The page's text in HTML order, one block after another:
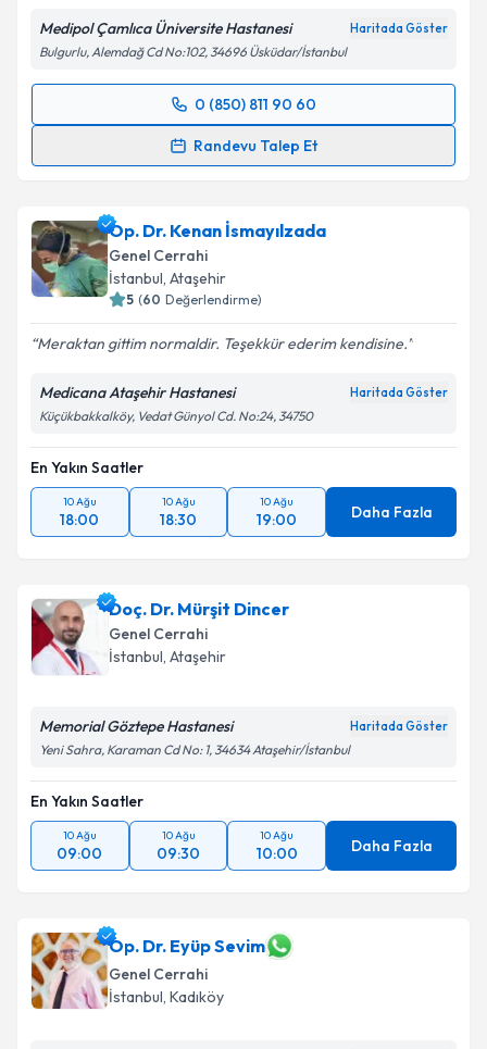
Medipol Çamlıca Üniversite Hastanesi Haritada Göster
Bulgurlu, Alemdağ Cd No:102, 34696 Üsküdar/İstanbul
0 (850) 811 90 60
Randevu Talep Et
Randevu Takvimi Talebi
takvim hazırlandığında e-posta ile bilgilendireceğiz.
E-posta Adresiniz
Metni'ni okudum ve kişisel verilerimin belirtilen
kapsamda işlenmesini kabul ediyorum.
Takvim Talebini Gönder
Op. Dr. Kenan İsmayılzada
Genel Cerrahi
İstanbul, Ataşehir
5 (60 Değerlendirme)
Meraktan gittim normaldir. Teşekkür ederim kendisine.
Medicana Ataşehir Hastanesi Haritada Göster
Küçükbakkalköy, Vedat Günyol Cd. No:24, 34750
En Yakın Saatler
10 Ağu
18:00
10 Ağu
18:30
10 Ağu
19:00 Daha Fazla
Doç. Dr. Mürşit Dincer
Genel Cerrahi
İstanbul, Ataşehir
Memorial Göztepe Hastanesi Haritada Göster
Yeni Sahra, Karaman Cd No: 1, 34634 Ataşehir/İstanbul
En Yakın Saatler
10 Ağu
09:00
10 Ağu
09:30
10 Ağu
10:00 Daha Fazla
Op. Dr. Eyüp Sevim
Genel Cerrahi
İstanbul, Kadıköy